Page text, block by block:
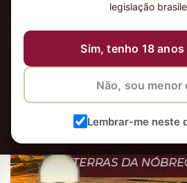
legislação
Sim, tenho 18 anos
Não, sou menor
Lembrar-me neste